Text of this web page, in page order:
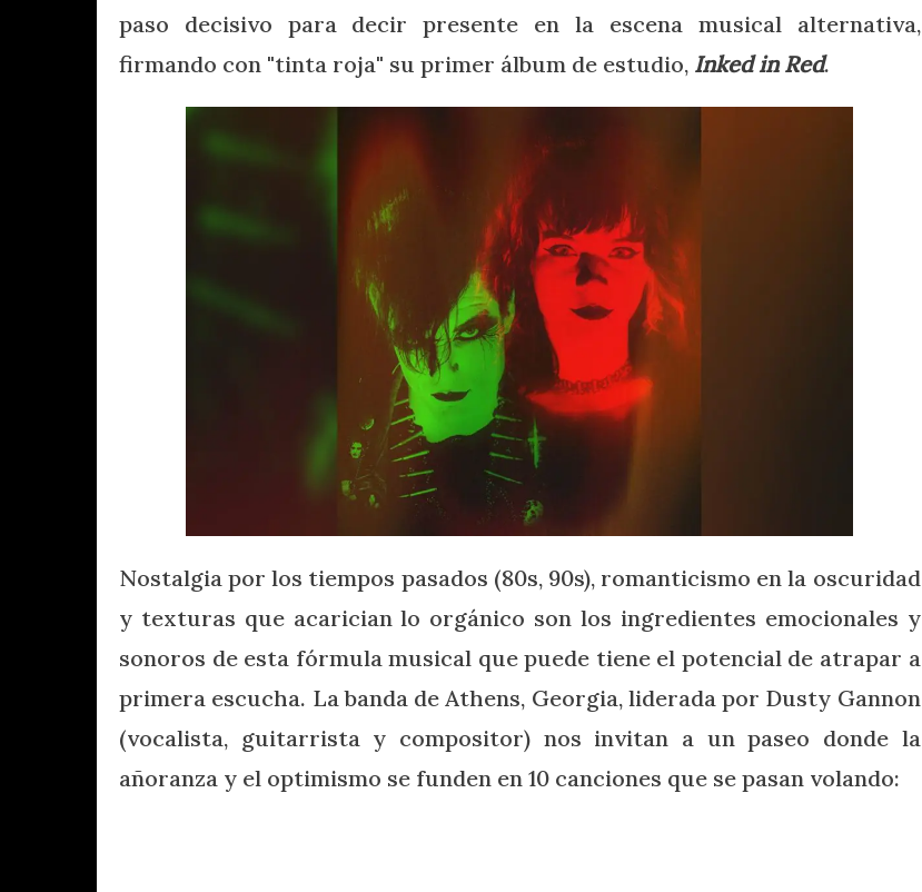
paso decisivo para decir presente en la escena musical alternativa,
firmando con "tinta roja" su primer álbum de estudio, Inked in Red.
Nostalgia por los tiempos pasados (80s, 90s), romanticismo en la oscuridad
y texturas que acarician lo orgánico son los ingredientes emocionales y
sonoros de esta fórmula musical que puede tiene el potencial de atrapar a
primera escucha. La banda de Athens, Georgia, liderada por Dusty Gannon
(vocalista, guitarrista y compositor) nos invitan a un paseo donde la
añoranza y el optimismo se funden en 10 canciones que se pasan volando: